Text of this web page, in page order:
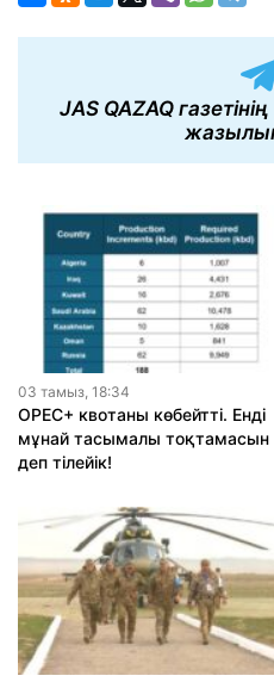
JAS QAZAQ газетінің
03 тамыз, 18:34
OPEC+ квотаны көбейтті. Енді
мұнай тасымалы тоқтамасын
деп тілейік!